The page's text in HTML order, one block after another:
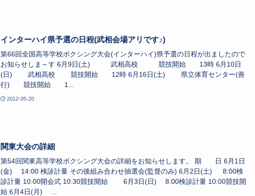
インターハイ県予選の日程(武相会場アリです♪)
第66回全国高等学校ボクシング大会(インターハイ)県予選の日程が出ましたので
お知らせしま～す 6月9日(土) 武相高校 競技開始 13時 6月10日
(日) 武相高校 競技開始 12時 6月16日(土) 県立体育センター(善
行) 競技開始 1...
2012-05-20
関東大会の詳細
第54回関東高等学校ボクシング大会の詳細をお知らせします。 期 日 6月1日
(金) 14:00 検診計量 その後組み合わせ抽選会(監督のみ) 6月2日(土) 8:00検
診計量 10:00開会式 10:30競技開始 6月3日(日) 8:00検診計量 10:00競技開
始 6月4日(月) ...